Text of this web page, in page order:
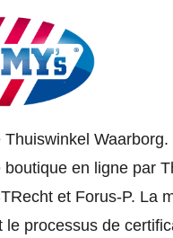
Waarborg.
en ligne par
et Forus-P. La
processus de